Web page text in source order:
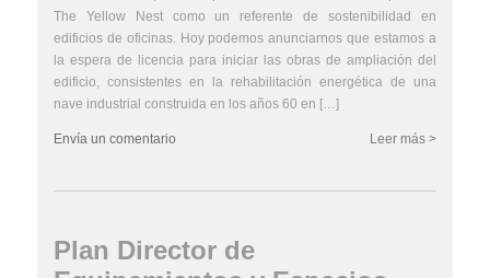
The Yellow Nest como un referente de sostenibilidad en
edificios de oficinas. Hoy podemos anunciarnos que estamos a
la espera de licencia para iniciar las obras de ampliación del
edificio, consistentes en la rehabilitación energética de una
nave industrial construida en los años 60 en […]
Leer más >
Envía un comentario
Plan Director de